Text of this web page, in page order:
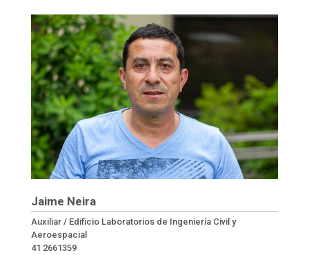
Jaime Neira
Auxiliar / Edificio Laboratorios de Ingeniería Civil y
Aeroespacial
41 2661359